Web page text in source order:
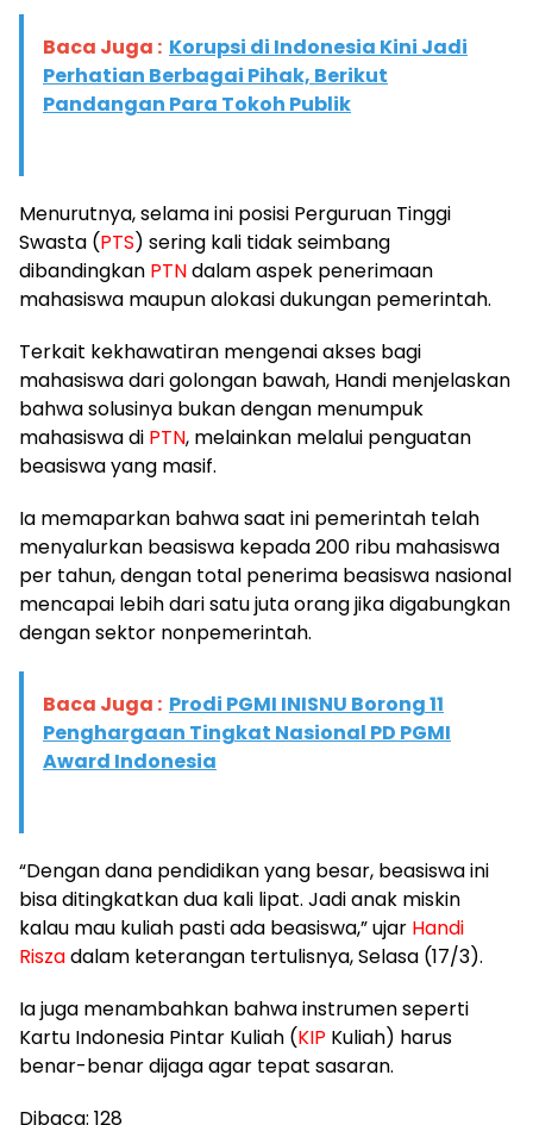
Baca Juga : Korupsi di Indonesia Kini Jadi
Perhatian Berbagai Pihak, Berikut
Pandangan Para Tokoh Publik
Menurutnya, selama ini posisi Perguruan Tinggi
Swasta (PTS) sering kali tidak seimbang
dibandingkan PTNdalam aspek penerimaan
mahasiswa maupun alokasi dukungan pemerintah.
Terkait kekhawatiran mengenai akses bagi
mahasiswa dari golongan bawah, Handi menjelaskan
bahwa solusinya bukan dengan menumpuk
mahasiswa di PTN, melainkan melalui penguatan
beasiswa yang masif.
Ia memaparkan bahwa saat ini pemerintah telah
menyalurkan beasiswa kepada 200 ribu mahasiswa
per tahun, dengan total penerima beasiswa nasional
mencapai lebih dari satu juta orang jika digabungkan
dengan sektor nonpemerintah.
Baca Juga : Prodi PGMI INISNU Borong 11
Penghargaan Tingkat Nasional PD PGMI
Award Indonesia
“Dengan dana pendidikan yang besar, beasiswa ini
bisa ditingkatkan dua kali lipat. Jadi anak miskin
kalau mau kuliah pasti ada beasiswa,” ujar Handi
Riszadalam keterangan tertulisnya, Selasa (17/3).
Ia juga menambahkan bahwa instrumen seperti
Kartu Indonesia Pintar Kuliah (KIP Kuliah) harus
benar-benar dijaga agar tepat sasaran.
Dibaca: 128